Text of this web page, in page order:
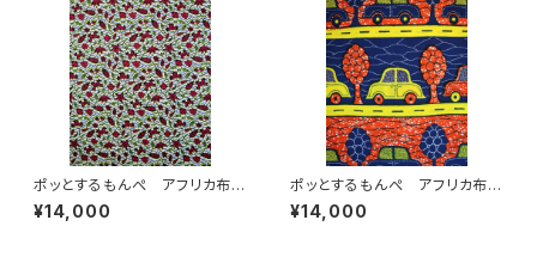
ポッとするもんぺ アフリカ布
No.231
¥14,000
ポッとするもんぺ アフリカ布
No.51
¥14,000